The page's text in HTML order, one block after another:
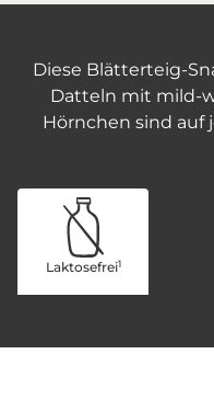
Diese Blätterteig-
Datteln mit mild-
Hörnchen sind auf
Laktosefrei1